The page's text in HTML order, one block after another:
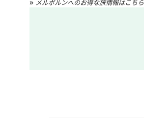
メルボルンへのお得な旅情報はこちら